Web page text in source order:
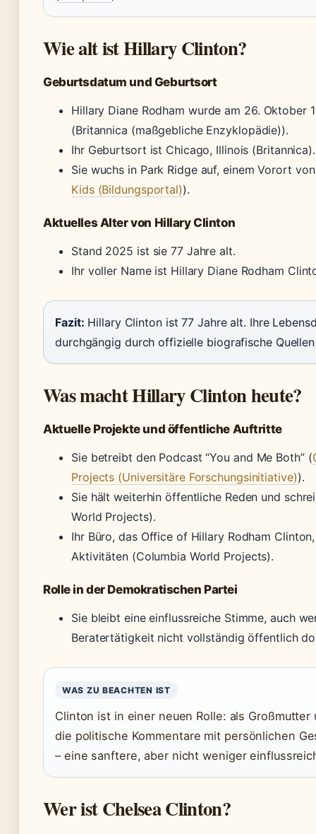
Wie alt ist Hillary Clinton?
Geburtsdatum und Geburtsort
Hillary Diane Rodham wurde am 26. Oktober
(Britannica (maßgebliche Enzyklopädie)).
Ihr Geburtsort ist Chicago, Illinois (Britannica).
Sie wuchs in Park Ridge auf, einem Vorort
Kids (Bildungsportal)).
Aktuelles Alter von Hillary Clinton
Stand 2025 ist sie 77 Jahre alt.
Ihr voller Name ist Hillary Diane Rodham
Fazit: Hillary Clinton ist 77 Jahre alt. Ihre
durchgängig durch offizielle biografische
Was macht Hillary Clinton heute?
Aktuelle Projekte und öffentliche Auftritte
Sie betreibt den Podcast “You and Me Both” (
Projects (Universitäre Forschungsinitiative)).
Sie hält weiterhin öffentliche Reden und
World Projects).
Ihr Büro, das Office of Hillary Rodham
Aktivitäten (Columbia World Projects).
Rolle in der Demokratischen Partei
Sie bleibt eine einflussreiche Stimme, auch
Beratertätigkeit nicht vollständig öffentlich
WAS ZU BEACHTEN IST
Clinton ist in einer neuen Rolle: als Großmutter
die politische Kommentare mit persönlichen
– eine sanftere, aber nicht weniger
Wer ist Chelsea Clinton?